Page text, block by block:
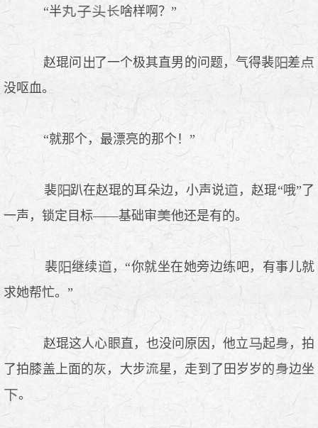
“半 啥样啊？”
赵琨问 了一个极其直男的问题，气得裴
差
没呕血。
“就那个，最漂亮的那个！”
裴 趴在赵琨的耳朵边，小声说
，赵琨“哦”了
一声，锁定目标——基础审
他还是有的。
裴 继续
，“你就坐在她旁边练吧，有事儿就
求她帮忙。”
赵琨这人心 直，也没问原因，他立 起
，拍
了拍膝盖上面的灰，大步
星，走到了田岁岁的
边坐
。